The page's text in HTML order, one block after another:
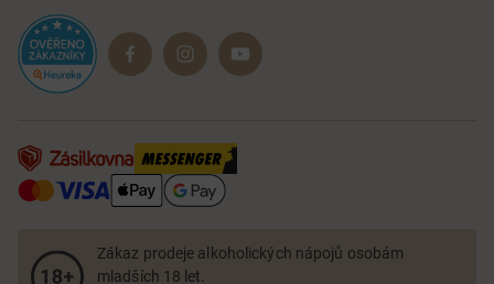
Dárkové sady
Zákaz prodeje alkoholických nápojů osobám
mladších 18 let.